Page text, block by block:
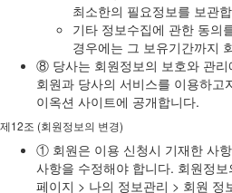
최소한의 필요정보를 보관
기타 정보수집에 관한 동의
경우에는 그 보유기간까지
⑧ 당사는 회원정보의 보호와 관
회원과 당사의 서비스를 이용하고
이옥션 사이트에 공개합니다.
제12조 (회원정보의 변경)
① 회원은 이용 신청시 기재한 사
사항을 수정해야 합니다. 회원정
페이지 > 나의 정보관리 > 회원 정